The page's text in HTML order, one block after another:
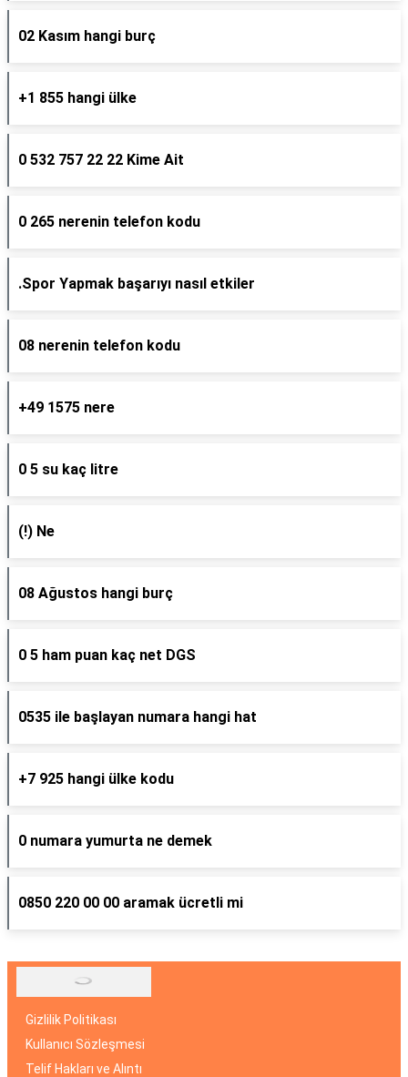
02 Kasım hangi burç
+1 855 hangi ülke
0 532 757 22 22 Kime Ait
0 265 nerenin telefon kodu
.Spor Yapmak başarıyı nasıl etkiler
08 nerenin telefon kodu
+49 1575 nere
0 5 su kaç litre
(!) Ne
08 Ağustos hangi burç
0 5 ham puan kaç net DGS
0535 ile başlayan numara hangi hat
+7 925 hangi ülke kodu
0 numara yumurta ne demek
0850 220 00 00 aramak ücretli mi
Gizlilik Politikası
Kullanıcı Sözleşmesi
Telif Hakları ve Alıntı